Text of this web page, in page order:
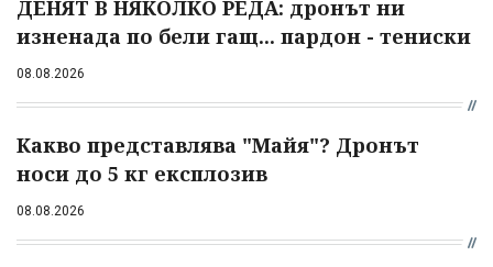
ДЕНЯТ В НЯКОЛКО РЕДА: дронът ни
изненада по бели гащ... пардон - тениски
08.08.2026
Какво представлява "Майя"? Дронът
носи до 5 кг експлозив
08.08.2026